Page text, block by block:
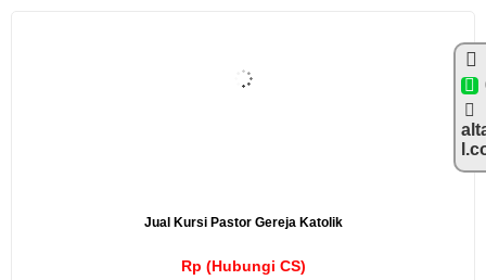
Jual Kursi Pastor Gereja Katolik
Rp (Hubungi CS)